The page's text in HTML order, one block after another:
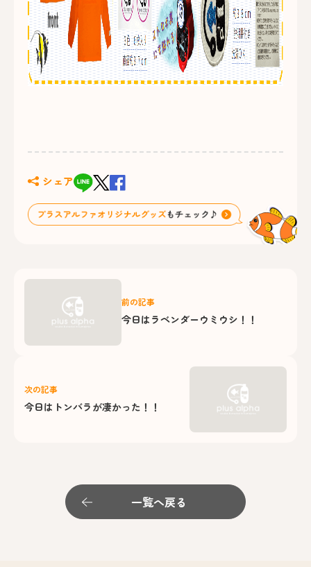
シェア
前の記事
今日はラベンダーウミウシ！！
次の記事
今日はトンバラが凄かった！！
一覧へ戻る